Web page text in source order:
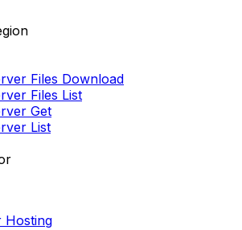
Files Download
Files List
Get
List
Hosting